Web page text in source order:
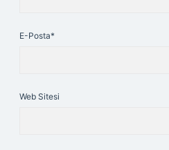
E-Posta*
Web Sitesi